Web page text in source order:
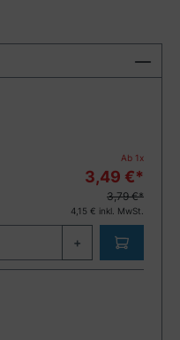
Ab 1 x
3,49 €*
3,79 €*
4,15 € inkl. MwSt.
+